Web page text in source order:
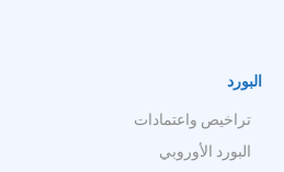
البورد
تراخيص واعتمادات
البورد الأوروبي